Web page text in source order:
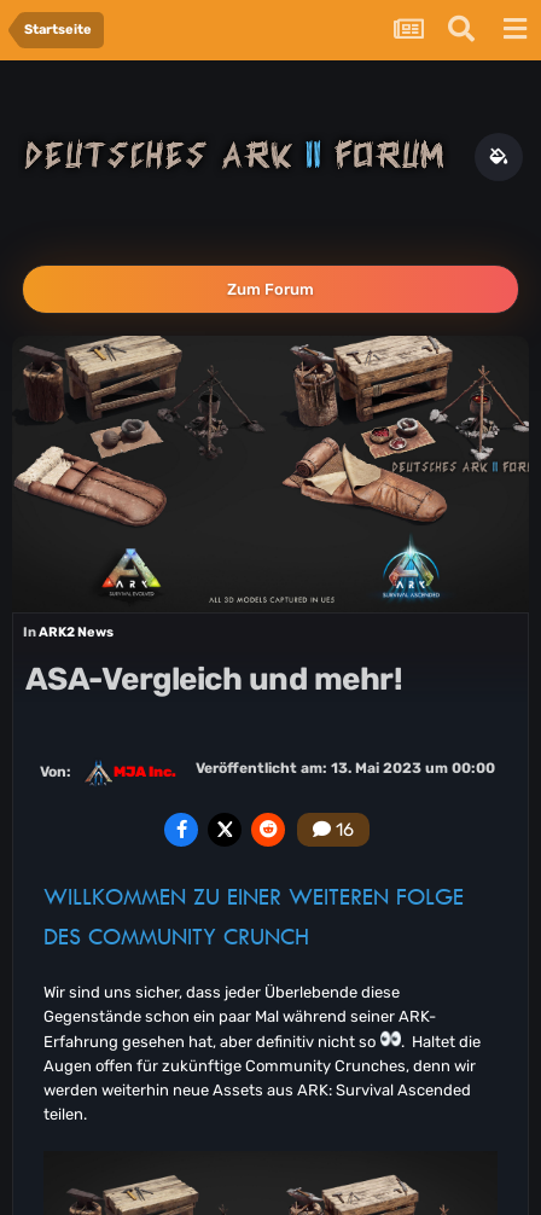
Startseite
Zum Forum
InARK2 News
ASA-Vergleich und mehr!
Von: MJA Inc. Veröffentlicht am: 13. Mai 2023 um 00:00
16
WILLKOMMEN ZU EINER WEITEREN FOLGE
DES COMMUNITY CRUNCH
Wir sind uns sicher, dass jeder Überlebende diese
Gegenstände schon ein paar Mal während seiner ARK-
Erfahrung gesehen hat, aber definitiv nicht so
. Haltet die
Augen offen für zukünftige Community Crunches, denn wir
werden weiterhin neue Assets aus ARK: Survival Ascended
teilen.